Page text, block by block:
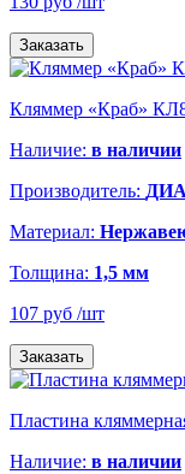
Заказать
Кляммер «Краб»
Наличие: в наличии
Производитель:
Материал:
Толщина: 1,5 мм
107 руб /шт
Заказать
Пластина
Наличие: в наличии